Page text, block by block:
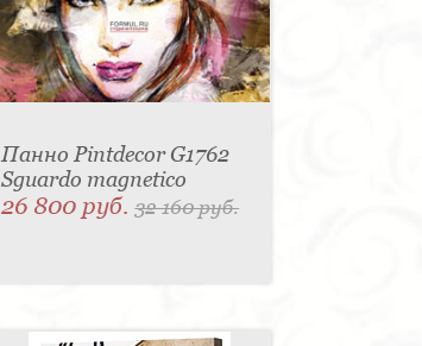
Панно Pintdecor G1762
Sguardo magnetico
26 800 руб.32 160 руб.